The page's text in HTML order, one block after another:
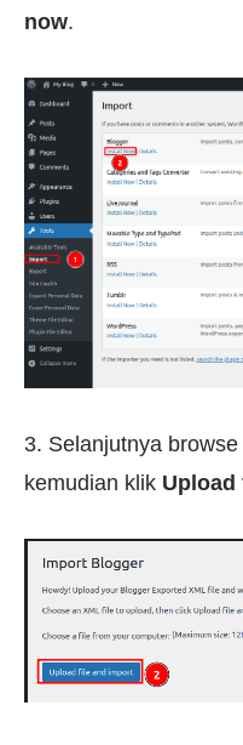
now.
3. Selanjutnya browse
kemudian klik